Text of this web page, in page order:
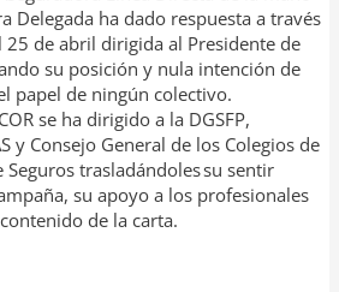
Delegada ha dado respuesta a través
25 de abril dirigida al Presidente de
su posición y nula intención de
papel de ningún colectivo.
se ha dirigido a la DGSFP,
y Consejo General de los Colegios de
Seguros trasladándoles su sentir
su apoyo a los profesionales
de la carta.